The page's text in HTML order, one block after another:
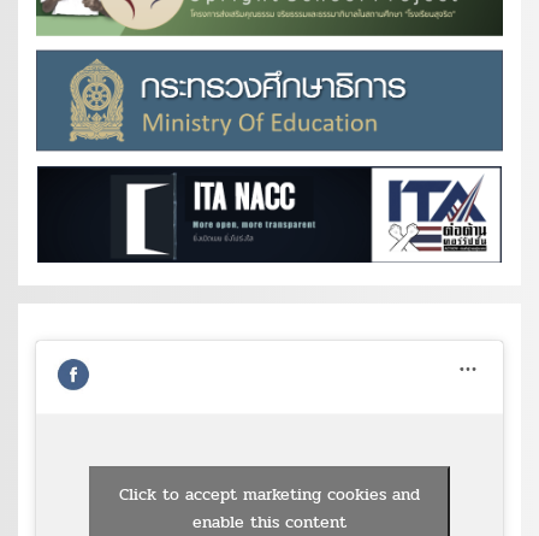
Click to accept marketing cookies and
enable this content